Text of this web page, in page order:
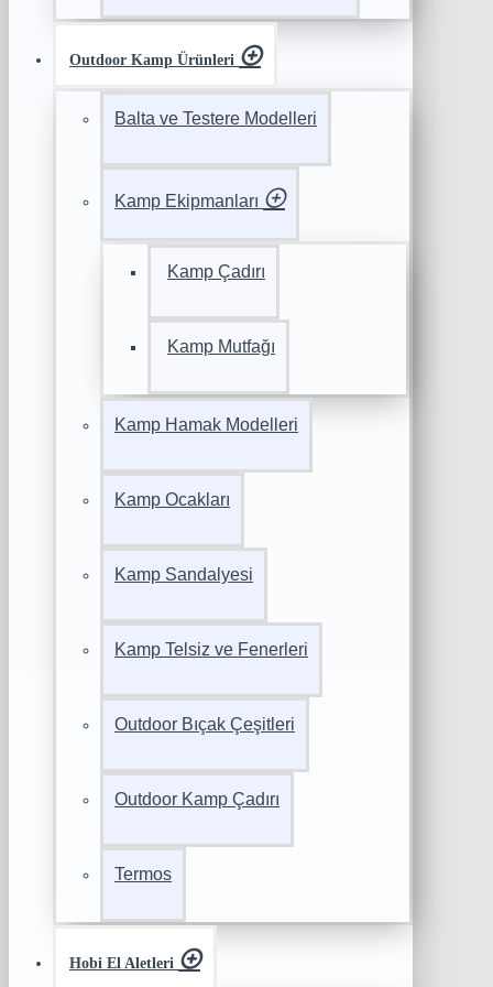
Outdoor Kamp Ürünleri
Balta ve Testere Modelleri
Kamp Ekipmanları
Kamp Çadırı
Kamp Mutfağı
Kamp Hamak Modelleri
Kamp Ocakları
Kamp Sandalyesi
Kamp Telsiz ve Fenerleri
Outdoor Bıçak Çeşitleri
Outdoor Kamp Çadırı
Termos
Hobi El Aletleri